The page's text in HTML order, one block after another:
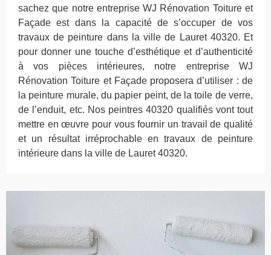
sachez que notre entreprise WJ Rénovation Toiture et
Façade est dans la capacité de s’occuper de vos
travaux de peinture dans la ville de Lauret 40320. Et
pour donner une touche d’esthétique et d’authenticité
à vos pièces intérieures, notre entreprise WJ
Rénovation Toiture et Façade proposera d’utiliser : de
la peinture murale, du papier peint, de la toile de verre,
de l’enduit, etc. Nos peintres 40320 qualifiés vont tout
mettre en œuvre pour vous fournir un travail de qualité
et un résultat irréprochable en travaux de peinture
intérieure dans la ville de Lauret 40320.